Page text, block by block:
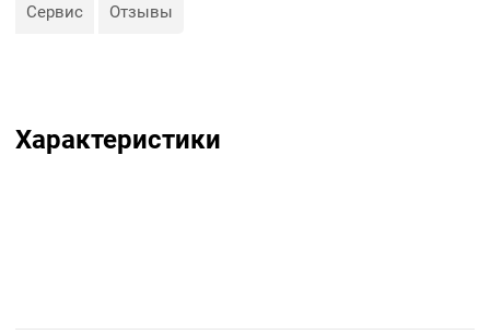
Сервис Отзывы
Характеристики